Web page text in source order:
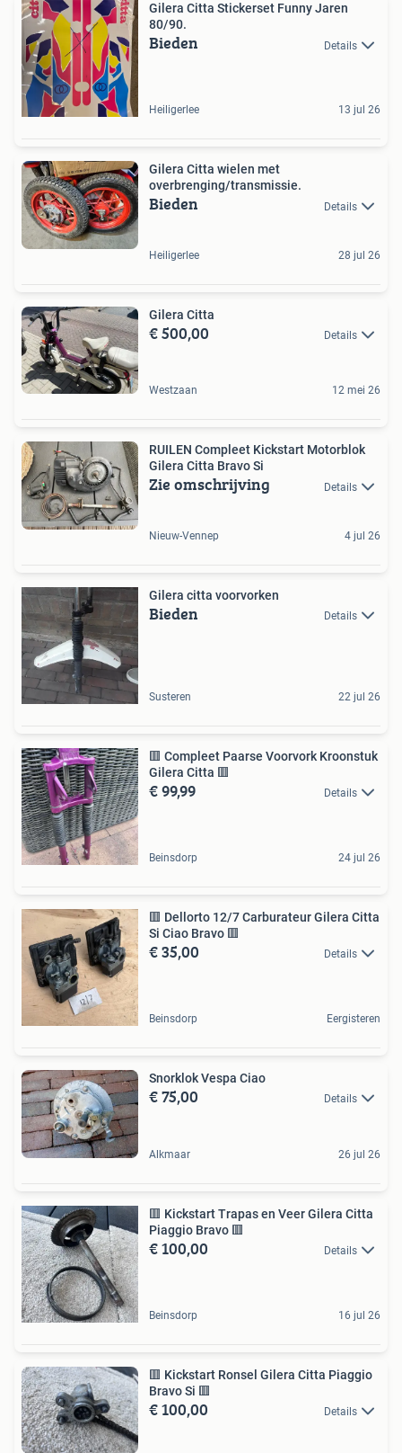
Gilera Citta Stickerset Funny Jaren
80/90.
Bieden Details
Heiligerlee 13 jul 26
Gilera Citta wielen met
overbrenging/transmissie.
Bieden Details
Heiligerlee 28 jul 26
Gilera Citta
€ 500,00 Details
Westzaan 12 mei 26
RUILEN Compleet Kickstart Motorblok
Gilera Citta Bravo Si
Zie omschrijving Details
Nieuw-Vennep 4 jul 26
Gilera citta voorvorken
Bieden Details
Susteren 22 jul 26
🟥 Compleet Paarse Voorvork Kroonstuk
Gilera Citta 🟥
€ 99,99 Details
Beinsdorp 24 jul 26
🟥 Dellorto 12/7 Carburateur Gilera Citta
Si Ciao Bravo 🟥
€ 35,00 Details
Beinsdorp Eergisteren
Snorklok Vespa Ciao
€ 75,00 Details
Alkmaar 26 jul 26
🟥 Kickstart Trapas en Veer Gilera Citta
Piaggio Bravo 🟥
€ 100,00 Details
Beinsdorp 16 jul 26
🟥 Kickstart Ronsel Gilera Citta Piaggio
Bravo Si 🟥
€ 100,00 Details